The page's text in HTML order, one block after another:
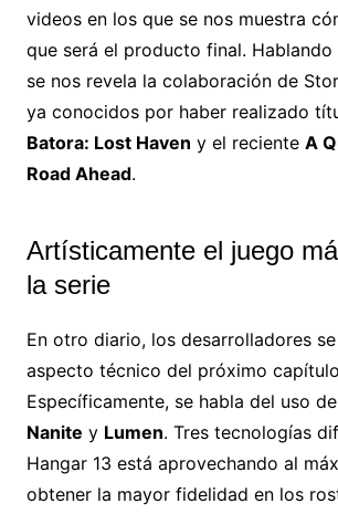
videos en los que se nos muestra
que será el producto final. Hablando
se nos revela la colaboración de
ya conocidos por haber realizado
Batora: Lost Haven y el reciente A
Road Ahead.
Artísticamente el juego
la serie
En otro diario, los desarrolladores
aspecto técnico del próximo
Específicamente, se habla del uso de
Nanite y Lumen. Tres tecnologías
Hangar 13 está aprovechando al
obtener la mayor fidelidad en los